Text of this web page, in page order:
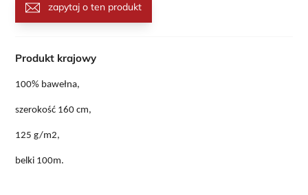
zapytaj o ten produkt
Produkt krajowy
100% bawełna,
szerokość 160 cm,
125 g/m2,
belki 100m.